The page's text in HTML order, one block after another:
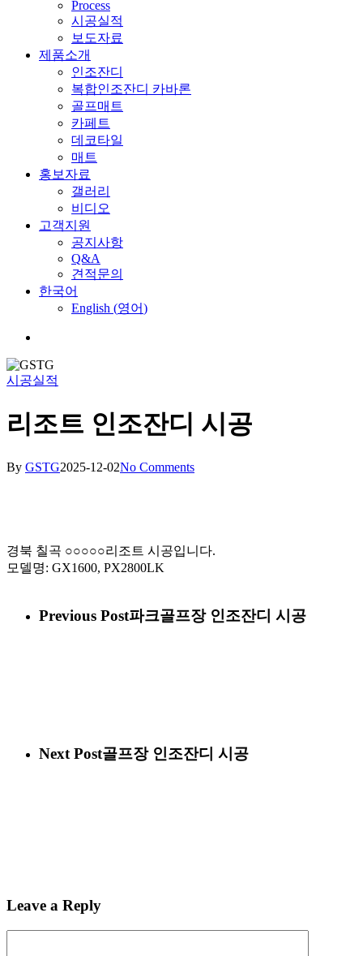
Process
시공실적
보도자료
제품소개
인조잔디
복합인조잔디 카바론
골프매트
카페트
데코타일
매트
홍보자료
갤러리
비디오
고객지원
공지사항
Q&A
견적문의
한국어
English (영어)
시공실적
리조트 인조잔디 시공
By GSTG2025-12-02No Comments
경북 칠곡 ○○○○○리조트 시공입니다.
모델명: GX1600, PX2800LK
Previous Post파크골프장 인조잔디 시공
Next Post골프장 인조잔디 시공
Leave a Reply